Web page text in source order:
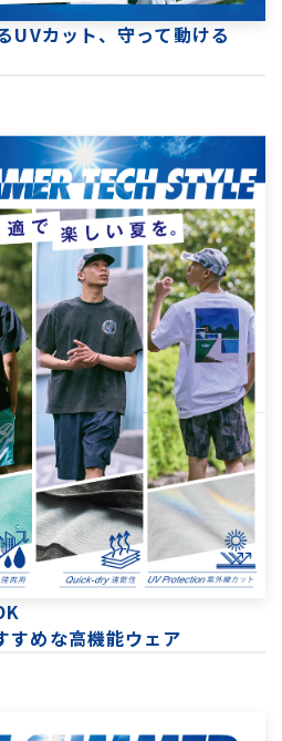
UVカット、守って動ける
すめな高機能ウェア